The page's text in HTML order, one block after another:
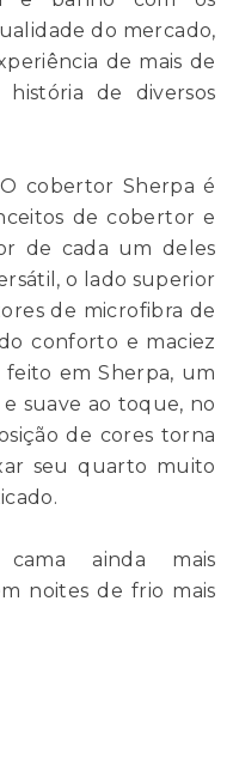
do mercado,
de mais de
de diversos
cobertor Sherpa é
de cobertor e
de cada um deles
o lado superior
de microfibra de
conforto e maciez
em Sherpa, um
suave ao toque, no
de cores torna
seu quarto muito
ainda mais
noites de frio mais